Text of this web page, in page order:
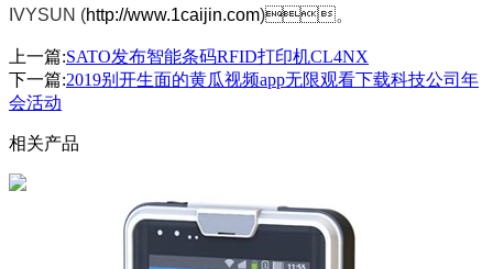
IVYSUN (http://www.1caijin.com)。
上一篇:SATO发布智能条码RFID打印机CL4NX
下一篇:2019别开生面的黄瓜视频app无限观看下载科技公司年
会活动
相关产品